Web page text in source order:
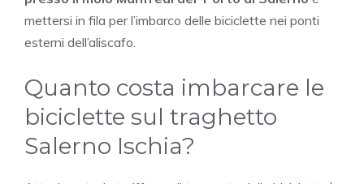
mettersi in fila per l’imbarco delle biciclette nei ponti
esterni dell’aliscafo.
Quanto costa imbarcare le
biciclette sul traghetto
Salerno Ischia?